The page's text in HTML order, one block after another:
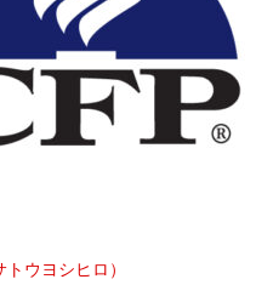
トウヨシヒロ ）